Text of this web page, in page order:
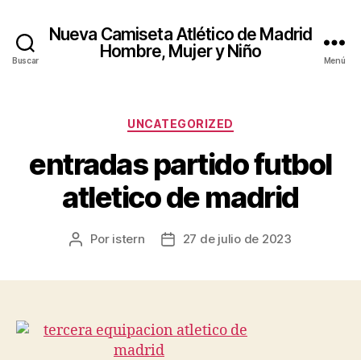
Buscar
Nueva Camiseta Atlético de Madrid
Hombre, Mujer y Niño
Menú
Categorías
UNCATEGORIZED
entradas partido futbol
atletico de madrid
Autor
Por istern
Fecha27 de julio de 2023